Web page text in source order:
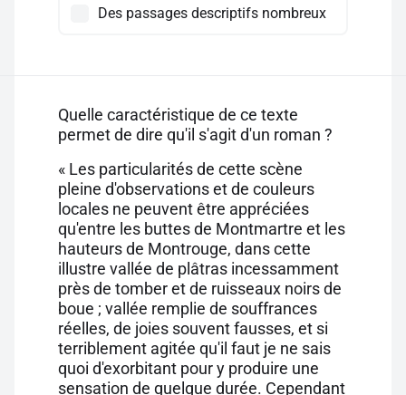
Des passages descriptifs nombreux
Quelle caractéristique de ce texte
permet de dire qu'il s'agit d'un roman ?
« Les particularités de cette scène
pleine d'observations et de couleurs
locales ne peuvent être appréciées
qu'entre les buttes de Montmartre et les
hauteurs de Montrouge, dans cette
illustre vallée de plâtras incessamment
près de tomber et de ruisseaux noirs de
boue ; vallée remplie de souffrances
réelles, de joies souvent fausses, et si
terriblement agitée qu'il faut je ne sais
quoi d'exorbitant pour y produire une
sensation de quelque durée. Cependant